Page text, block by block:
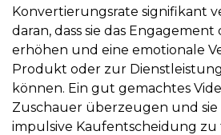
Konvertierungsrate signifikant
daran, dass sie das
erhöhen und eine emotionale
Produkt oder zur
können. Ein gut gemachtes
Zuschauer überzeugen und sie
impulsive Kaufentscheidung zu